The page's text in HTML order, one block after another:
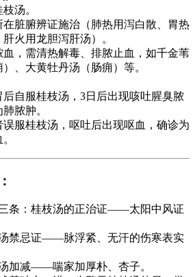
汤。
在脏腑辨证施治（肺热用泻白散、胃热
火用龙胆泻肝汤）。
血，需清热解毒、排脓止血，如千金苇
、大黄牡丹汤（肠痈）等。
后自服桂枝汤，3日后出现咳吐腥臭脓
脓肿。
误服桂枝汤，呕吐后出现呕血，确诊为
：
条：桂枝汤的正治证——太阳中风证
禁忌证——脉浮紧、无汗的伤寒表实
加减——喘家加厚朴、杏子。